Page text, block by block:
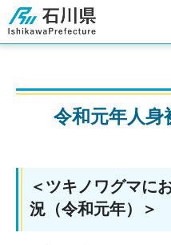
石川県
令和元年人身
＜ツキノワグマに
況（令和元年）＞